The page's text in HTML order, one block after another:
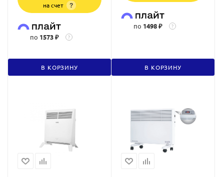
на счет
?
по 1573 ₽ ?
В КОРЗИНУ
по 1498 ₽ ?
В КОРЗИНУ